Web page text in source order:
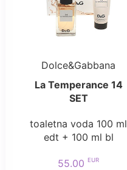
Dolce&Gabbana
La Temperance 14
SET
toaletna voda 100 ml
edt + 100 ml bl
55.00 EUR